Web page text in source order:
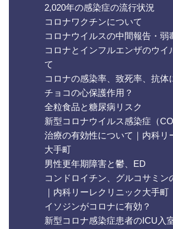
2,020年の感染症の流行状況
コロナワクチンについて
コロナウイルスの中間報告・弱
コロナとインフルエンザのウイ
て
コロナの感染率、致死率、抗体
チョコの心保護作用？
全粒食品と糖尿病リスク
新型コロナウイルス感染症（
治療の有効性について｜内科リ
大手町
男性更年期障害と鬱、ED
コンドロイチン、グルコサミン
｜内科リーレクリニック大手町
イソジンがコロナに有効？
新型コロナ感染症患者のICU入